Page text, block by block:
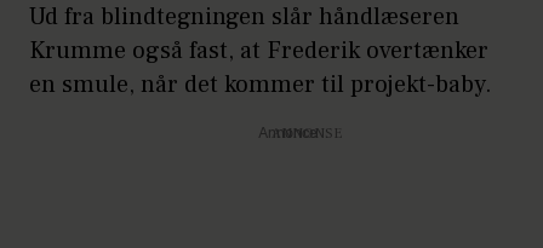
Ud fra blindtegningen slår håndlæseren
Krumme også fast, at Frederik overtænker
en smule, når det kommer til projekt-baby.
Annonce